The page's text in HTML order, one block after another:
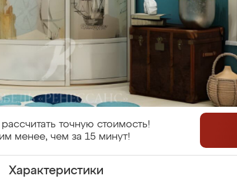
точную стоимость!
менее, чем за 15 минут!
Характеристики